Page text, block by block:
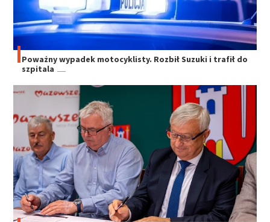
Poważny wypadek motocyklisty. Rozbił Suzuki i trafił do
szpitala